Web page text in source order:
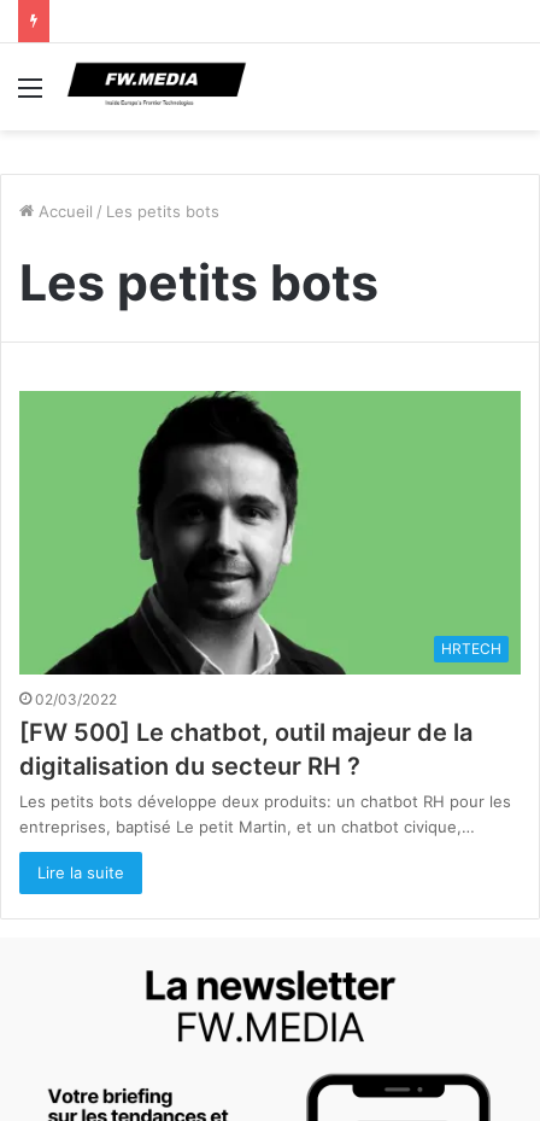
Menu
Accueil / Les petits bots
Les petits bots
HRTECH
02/03/2022
[FW 500] Le chatbot, outil majeur de la
digitalisation du secteur RH ?
Les petits bots développe deux produits: un chatbot RH pour les
entreprises, baptisé Le petit Martin, et un chatbot civique,…
Lire la suite